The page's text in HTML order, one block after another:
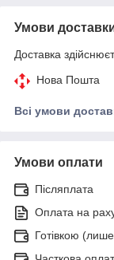
Умови
Доставка
Нова Пошта
Всі умови
Умови оплати
Післяплата
Оплата на
Готівкою